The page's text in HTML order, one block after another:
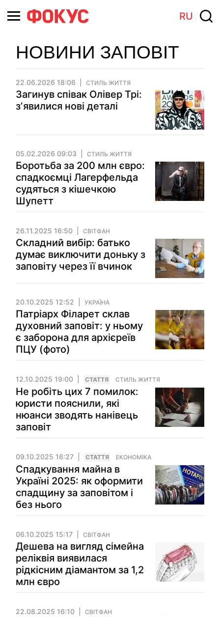
RU
НОВИНИ ЗАПОВІТ
22.06.2026 18:06 СТИЛЬ ЖИТТЯ
Загинув співак Олівер Трі:
зʼявилися нові деталі
05.02.2026 09:03 СТИЛЬ ЖИТТЯ
Боротьба за 200 млн євро:
спадкоємці Лагерфельда
судяться з кішечкою
Шупетт
26.11.2025 16:50 СВІТФАН
Складний вибір: батько
думає виключити доньку з
заповіту через її вчинок
20.10.2025 12:52 УКРАЇНА
Патріарх Філарет склав
духовний заповіт: у ньому
є заборона для архієреїв
ПЦУ (фото)
12.10.2025 19:00 СТАТТЯ СТИЛЬ ЖИТТЯ
Не робіть цих 7 помилок:
юристи пояснили, які
нюанси зводять нанівець
заповіт
09.10.2025 16:27 СТАТТЯ ЕКОНОМІКА
Спадкування майна в
Україні 2025: як оформити
спадщину за заповітом і
без нього
06.10.2025 15:17 СВІТФАН
Дешева на вигляд сімейна
реліквія виявилася
рідкісним діамантом за 1,2
млн євро
22.08.2025 16:10 СВІТФАН